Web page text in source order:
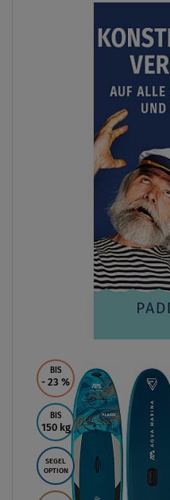
BIS
- 23 %
BIS
150 kg
SEGEL
OPTION